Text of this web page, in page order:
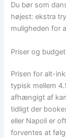
Du bør som
højest: ekstra
muligheden for
Priser og
Prisen for alt-
typisk mellem
afhængigt af
tidligt der
eller Napoli er
forventes at